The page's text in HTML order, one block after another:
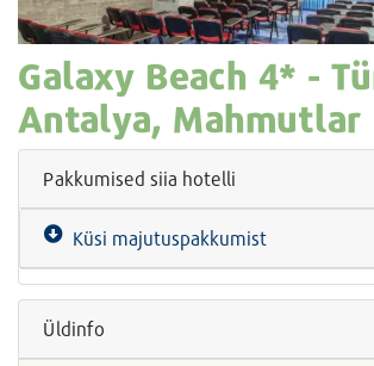
Galaxy Beach 4* -
Antalya, Mahmutlar
Pakkumised siia hotelli
Küsi majutuspakkumist
Üldinfo